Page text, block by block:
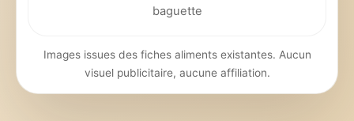
baguette
Images issues des fiches aliments existantes. Aucun
visuel publicitaire, aucune affiliation.